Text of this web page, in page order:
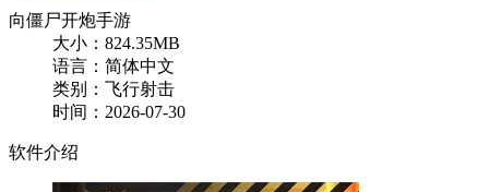
向僵尸开炮手游
大小：824.35MB
语言：简体中文
类别：飞行射击
时间：2026-07-30
软件介绍